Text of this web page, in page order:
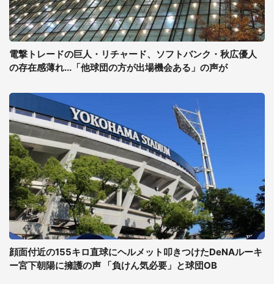
電撃トレードの巨人・リチャード、ソフトバンク・秋広優人
の存在感薄れ...「他球団の方が出場機会ある」の声が
顔面付近の155キロ直球にヘルメット叩きつけたDeNAルーキ
ー宮下朝陽に擁護の声 「負けん気必要」と球団OB